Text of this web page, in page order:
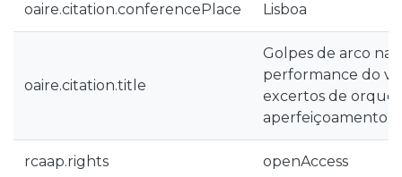
oaire.citation.conferencePlace Lisboa
oaire.citation.title
Golpes de arco na
performance do
excertos de
aperfeiçoamento
rcaap.rights openAccess